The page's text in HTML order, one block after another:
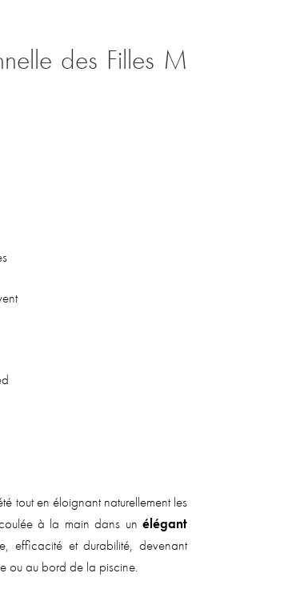
des Filles M
tout en éloignant naturellement les
à la main dans un élégant
efficacité et durabilité, devenant
ou au bord de la piscine.